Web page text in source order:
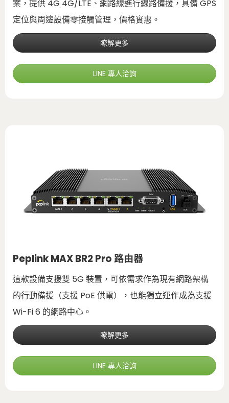
案，提供 4G 4G/LTE、網路線進行線路備援，具備 GPS
定位與周邊設備零接觸管理，價格實惠。
瞭解更多
LINE 專人洽詢
Peplink MAX BR2 Pro 路由器
這款設備支援雙 5G 裝置，可依需求作為現有網路架構
的行動備援（支援 PoE 供電），也能獨立運作成為支援
Wi-Fi 6 的網路中心。
瞭解更多
LINE 專人洽詢